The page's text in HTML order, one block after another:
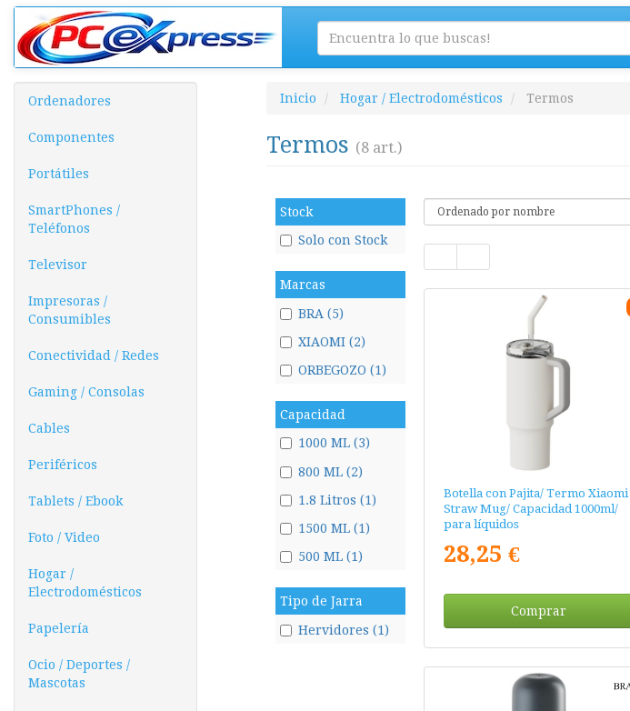
Ordenadores
Componentes
Portátiles
SmartPhones /
Teléfonos
Televisor
Impresoras /
Consumibles
Conectividad / Redes
Gaming / Consolas
Cables
Periféricos
Tablets / Ebook
Foto / Video
Hogar /
Electrodomésticos
Papelería
Ocio / Deportes /
Mascotas
Inicio Hogar / Electrodomésticos Termos
Termos (8 art.)
Stock
Solo con Stock
Marcas
BRA (5)
XIAOMI (2)
ORBEGOZO (1)
Capacidad
1000 ML (3)
800 ML (2)
1.8 Litros (1)
1500 ML (1)
500 ML (1)
Tipo de Jarra
Hervidores (1)
Botella con Pajita/ Termo Xiaomi
Straw Mug/ Capacidad 1000ml/
para líquidos
28,25 €
Comprar